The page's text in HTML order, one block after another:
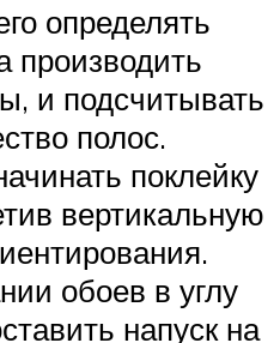
определять
производить
и подсчитывать
полос.
поклейку
вертикальную
обоев в углу
напуск на